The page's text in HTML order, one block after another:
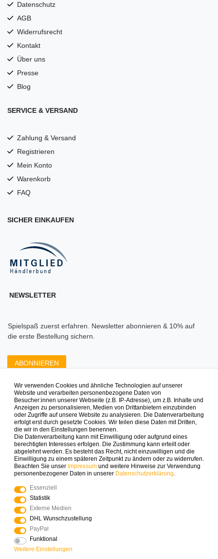
Datenschutz
AGB
Widerrufsrecht
Kontakt
Über uns
Presse
Blog
SERVICE & VERSAND
Zahlung & Versand
Registrieren
Mein Konto
Warenkorb
FAQ
SICHER EINKAUFEN
NEWSLETTER
Spielspaß zuerst erfahren. Newsletter abonnieren & 10% auf
die erste Bestellung sichern.
ABONNIEREN
Zahlungsarten die wir anbieten
Mehr Spielinspiration gefällig?
© Copyright 2025 Logoplay-Holzspiele Alle Rechte
vorbehalten
Widerrufs­recht
Wir verwenden Cookies und ähnliche Technologien auf unserer
Website und verarbeiten personenbezogene Daten von
Besucher:innen unserer Webseite (z.B. IP-Adresse), um z.B. Inhalte und
Anzeigen zu personalisieren, Medien von Drittanbietern einzubinden
oder Zugriffe auf unsere Website zu analysieren. Die Datenverarbeitung
erfolgt erst durch gesetzte Cookies. Wir teilen diese Daten mit Dritten,
die wir in den Einstellungen benennen.
Die Datenverarbeitung kann mit Einwilligung oder aufgrund eines
berechtigten Interesses erfolgen. Die Zustimmung kann erteilt oder
abgelehnt werden. Es besteht das Recht, nicht einzuwilligen und die
Einwilligung zu einem späteren Zeitpunkt zu ändern oder zu widerrufen.
Beachten Sie unser Impressum und weitere Hinweise zur Verwendung
personenbezogener Daten in unserer Daten­schutz­erklärung.
Essenziell
Statistik
Externe Medien
DHL Wunschzustellung
PayPal
Funktional
Weitere Einstellungen